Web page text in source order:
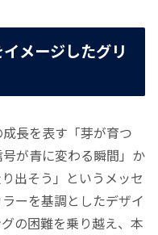
メージしたグリ
長を表す「芽が育つ
が青に変わる瞬間」か
出そう」というメッセ
ーを基調としたデザイ
の困難を乗り越え、本